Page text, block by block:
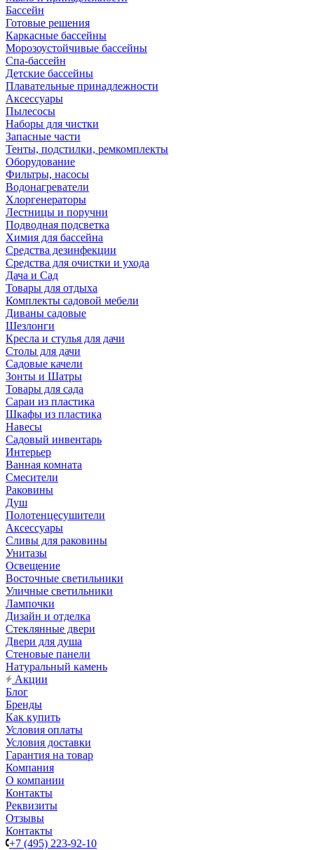
Бассейн
Готовые решения
Каркасные бассейны
Морозоустойчивые бассейны
Спа-бассейн
Детские бассейны
Плавательные принадлежности
Аксессуары
Пылесосы
Наборы для чистки
Запасные части
Тенты, подстилки, ремкомплекты
Оборудование
Фильтры, насосы
Водонагреватели
Хлоргенераторы
Лестницы и поручни
Подводная подсветка
Химия для бассейна
Средства дезинфекции
Средства для очистки и ухода
Дача и Сад
Товары для отдыха
Комплекты садовой мебели
Диваны садовые
Шезлонги
Кресла и стулья для дачи
Столы для дачи
Садовые качели
Зонты и Шатры
Товары для сада
Сараи из пластика
Шкафы из пластика
Навесы
Садовый инвентарь
Интерьер
Ванная комната
Смесители
Раковины
Душ
Полотенцесушители
Аксессуары
Сливы для раковины
Унитазы
Освещение
Восточные светильники
Уличные светильники
Лампочки
Дизайн и отделка
Стеклянные двери
Двери для душа
Стеновые панели
Натуральный камень
Акции
Блог
Бренды
Как купить
Условия оплаты
Условия доставки
Гарантия на товар
Компания
О компании
Контакты
Реквизиты
Отзывы
Контакты
+7 (495) 223-92-10